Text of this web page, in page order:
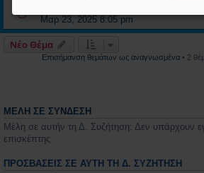
Μαρ 23, 2025 8:05 pm
Νέο Θέμα
Επισήμανση θεμάτων ως αναγνωσμένα • 2
ΜΈΛΗ ΣΕ ΣΎΝΔΕΣΗ
Μέλη σε αυτήν τη Δ. Συζήτηση: Δεν υπάρχουν
επισκέπτης
ΠΡΟΣΒΆΣΕΙΣ ΣΕ ΑΥΤΉ ΤΗ Δ. ΣΥΖΉΤΗΣΗ